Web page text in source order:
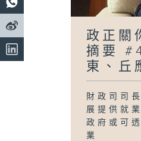
政正關
摘要
東、丘
財政司司
展提供就
政府或可
業